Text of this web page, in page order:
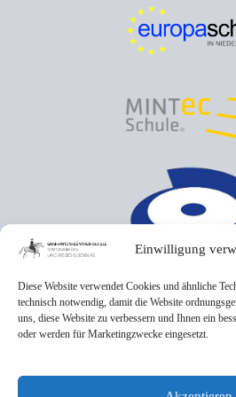
Einwilligung
Diese Website verwendet Cookies und ähnliche
technisch notwendig, damit die Website
uns, diese Website zu verbessern und Ihnen ein
oder werden für Marketingzwecke eingesetzt.